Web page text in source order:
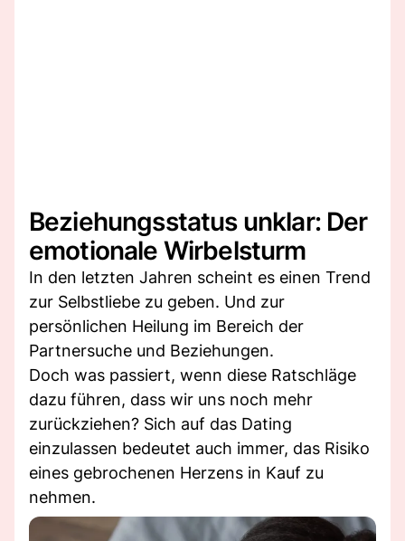
Beziehungsstatus unklar: Der
emotionale Wirbelsturm
In den letzten Jahren scheint es einen Trend
zur Selbstliebe zu geben. Und zur
persönlichen Heilung im Bereich der
Partnersuche und Beziehungen.
Doch was passiert, wenn diese Ratschläge
dazu führen, dass wir uns noch mehr
zurückziehen? Sich auf das Dating
einzulassen bedeutet auch immer, das Risiko
eines gebrochenen Herzens in Kauf zu
nehmen.